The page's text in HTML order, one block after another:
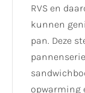
RVS en
kunnen
pan. Deze
opwarming